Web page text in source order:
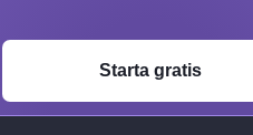
Starta gratis